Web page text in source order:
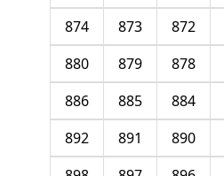
872
873
874
878
879
880
884
885
886
890
891
892